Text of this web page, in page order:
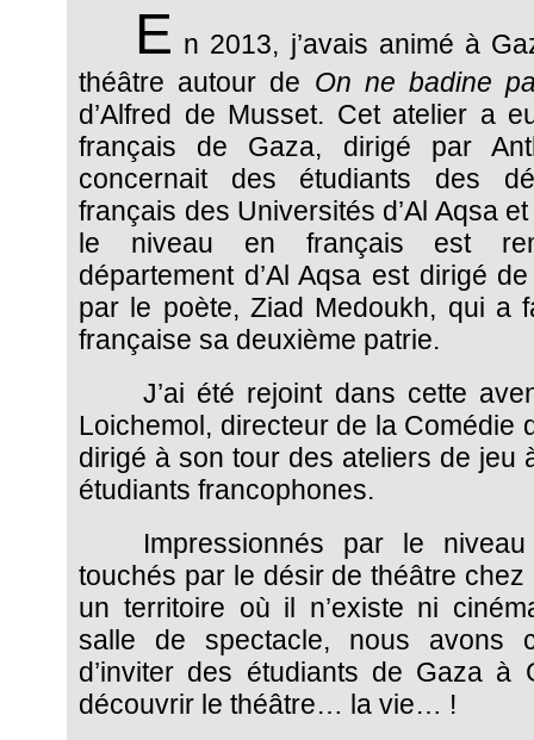
E n 2013, j’avais animé à
théâtre autour de On ne badine
d’Alfred de Musset. Cet atelier a
français de Gaza, dirigé par
concernait des étudiants des
français des Universités d’Al Aqsa et
le niveau en français est
département d’Al Aqsa est dirigé
par le poète, Ziad Medoukh, qui a
française sa deuxième patrie.
J’ai été rejoint dans cette
Loichemol, directeur de la Comédie
dirigé à son tour des ateliers de jeu
étudiants francophones.
Impressionnés par le
touchés par le désir de théâtre
un territoire où il n’existe ni
salle de spectacle, nous avons
d’inviter des étudiants de Gaza à
découvrir le théâtre… la vie… !